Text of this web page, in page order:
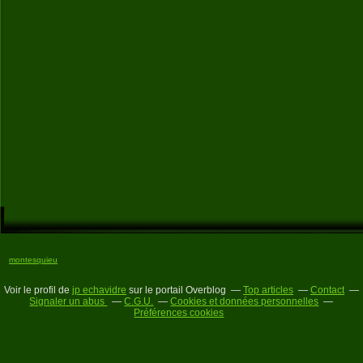
montesquieu
Voir le profil de jp echavidre sur le portail Overblog Top articles
Contact
Signaler un abus
C.G.U.
Cookies et données personnelles
Préférences cookies